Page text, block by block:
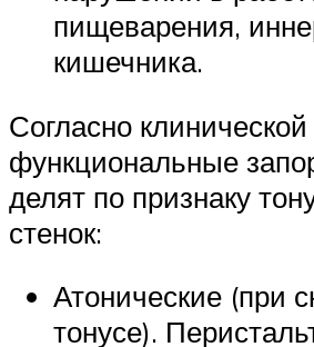
пищеварения,
кишечника.
Согласно клинической
функциональные
делят по признаку
стенок:
Атонические (при
тонусе).